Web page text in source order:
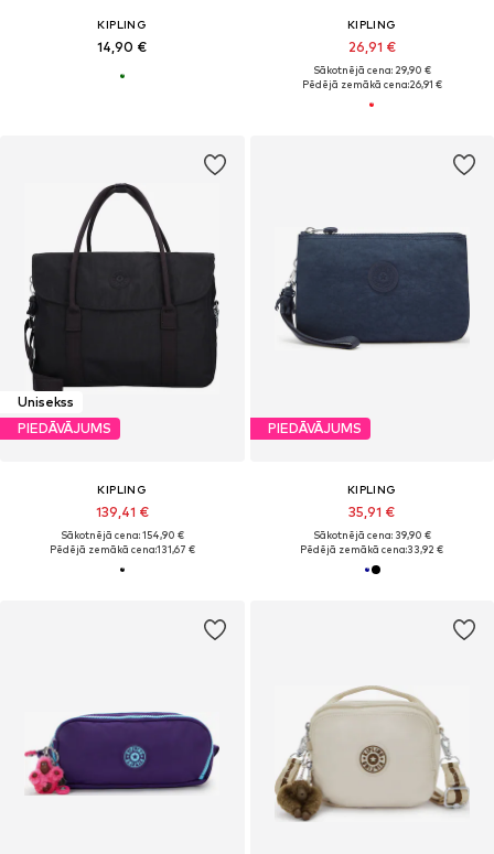
KIPLING
14,90 €
KIPLING
26,91 €
Sākotnējā cena: 29,90 €
Pēdējā zemākā cena:26,91 €
Unisekss
PIEDĀVĀJUMS
KIPLING
139,41 €
Sākotnējā cena: 154,90 €
Pēdējā zemākā cena:131,67 €
PIEDĀVĀJUMS
KIPLING
35,91 €
Sākotnējā cena: 39,90 €
Pēdējā zemākā cena:33,92 €